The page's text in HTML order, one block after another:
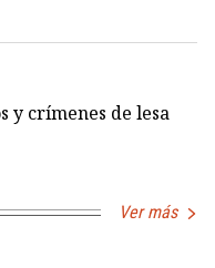
y crímenes de lesa
Ver más